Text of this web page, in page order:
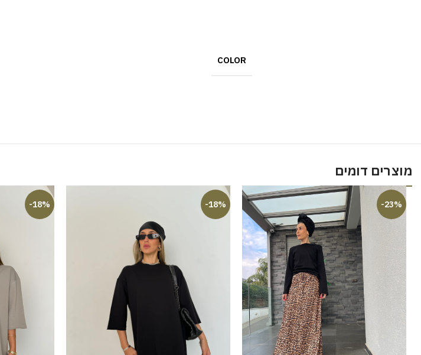
COLOR
מוצרים דומים
-23%
-18%
-18%